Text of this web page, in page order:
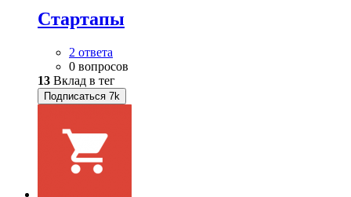
Стартапы
2 ответа
0 вопросов
13 Вклад в тег
Подписаться 7k